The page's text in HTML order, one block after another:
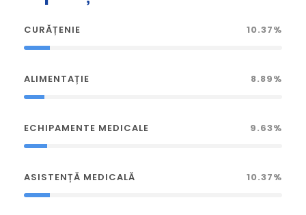
CURĂȚENIE 10.37%
ALIMENTAȚIE 8.89%
ECHIPAMENTE MEDICALE 9.63%
ASISTENȚĂ MEDICALĂ 10.37%